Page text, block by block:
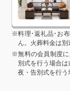
※料理･返礼品･お
ん。火葬料金は別
※無料の会員制度
別式を行う場合
夜・告別式を行う